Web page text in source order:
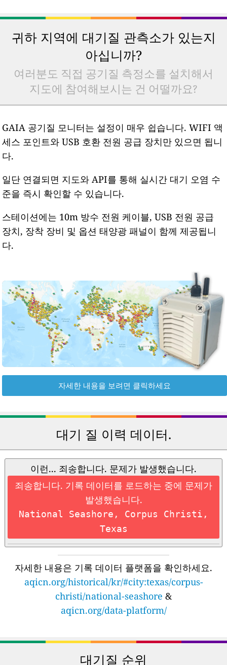
귀하 지역에 대기질 관측소가 있는지
아십니까?
여러분도 직접 공기질 측정소를 설치해서
지도에 참여해보시는 건 어떨까요?
GAIA 공기질 모니터는 설정이 매우 쉽습니다. WIFI 액
세스 포인트와 USB 호환 전원 공급 장치만 있으면 됩니
다.
일단 연결되면 지도와 API를 통해 실시간 대기 오염 수
준을 즉시 확인할 수 있습니다.
스테이션에는 10m 방수 전원 케이블, USB 전원 공급
장치, 장착 장비 및 옵션 태양광 패널이 함께 제공됩니
다.
자세한 내용을 보려면 클릭하세요
대기 질 이력 데이터.
이런... 죄송합니다. 문제가 발생했습니다.
죄송합니다. 기록 데이터를 로드하는 중에 문제가
발생했습니다.
National Seashore, Corpus Christi,
Texas
자세한 내용은 기록 데이터 플랫폼을 확인하세요.
aqicn.org/historical/kr/#city:texas/corpus-
christi/national-seashore &
aqicn.org/data-platform/
대기질 순위